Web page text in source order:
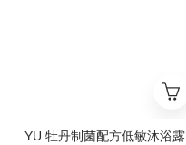
YU 牡丹制菌配方低敏沐浴露